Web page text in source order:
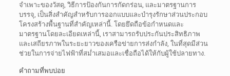
จำเพาะของวัสดุ, วิธีการป้องกันการกัดกร่อน, และมาตรฐานการ
บรรจุ, เป็นสิ่งสำคัญสำหรับการออกแบบและบำรุงรักษาส่วนประกอบ
โครงสร้างพื้นฐานที่สำคัญเหล่านี้. โดยยึดถือข้อกำหนดและ
มาตรฐานโดยละเอียดเหล่านี้, เราสามารถรับประกันประสิทธิภาพ
และเสถียรภาพในระยะยาวของเครือข่ายการส่งกำลัง, ในที่สุดมีส่วน
ช่วยในการจ่ายไฟฟ้าที่สม่ำเสมอและเชื่อถือได้ให้กับผู้ใช้ปลายทาง.
คำถามที่พบบ่อย